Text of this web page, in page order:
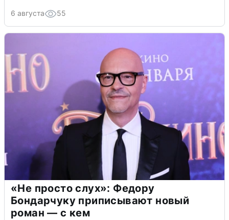
6 августа 55
«Не просто слух»: Федору
Бондарчуку приписывают новый
роман — с кем